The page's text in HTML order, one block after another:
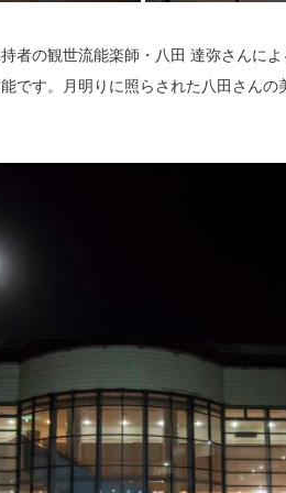
者の観世流能楽師・八田 達弥さんに
です。月明りに照らされた八田さん